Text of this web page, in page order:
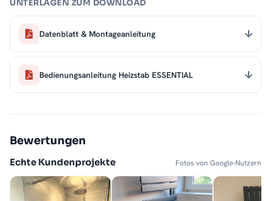
UNTERLAGEN ZUM DOWNLOAD
Datenblatt & Montageanleitung
Bedienungsanleitung Heizstab ESSENTIAL
Bewertungen
Echte Kundenprojekte Fotos von Google-Nutzern